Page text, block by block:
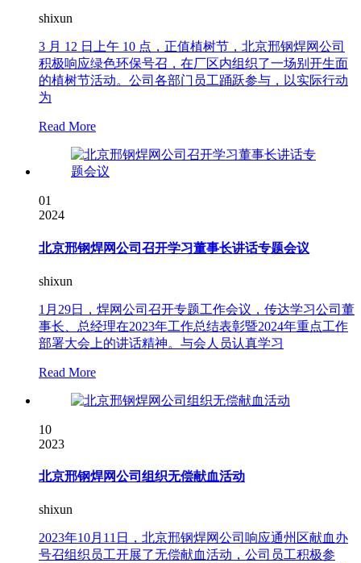
shixun
3 月 12 日上午 10 点，正值植树节，北京邢钢焊网公司
积极响应绿色环保号召，在厂区内组织了一场别开生面
的植树节活动。公司各部门员工踊跃参与，以实际行动
为
Read More
01
2024
北京邢钢焊网公司召开学习董事长讲话专题会议
shixun
1月29日，焊网公司召开专题工作会议，传达学习公司董
事长、总经理在2023年工作总结表彰暨2024年重点工作
部署大会上的讲话精神。与会人员认真学习
Read More
10
2023
北京邢钢焊网公司组织无偿献血活动
shixun
2023年10月11日，北京邢钢焊网公司响应通州区献血办
号召组织员工开展了无偿献血活动，公司员工积极参